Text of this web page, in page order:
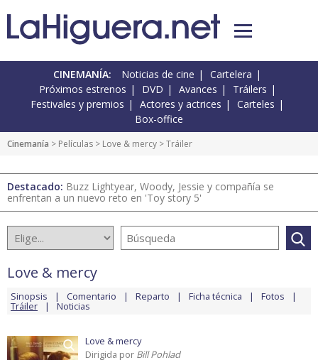
CINEMANÍA: Noticias de cine
Cartelera
Próximos estrenos
DVD Avances
Tráilers
Festivales y premios
Actores y actrices
Carteles
Box-office
Cinemanía > Películas > Love & mercy > Tráiler
Destacado: Buzz Lightyear, Woody, Jessie y compañía se
enfrentan a un nuevo reto en 'Toy story 5'
Love & mercy
Sinopsis Comentario Reparto Ficha técnica Fotos
Tráiler Noticias
Love & mercy
Dirigida por Bill Pohlad